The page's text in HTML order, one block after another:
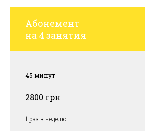
Абонемент
на 4 занятия
45 минут
2800 грн
1 раз в неделю